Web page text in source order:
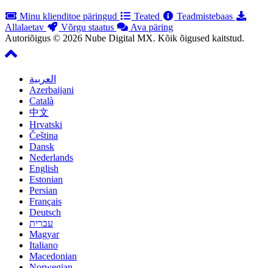
Minu klienditoe päringud Teated
Teadmistebaas
Allalaetav
Võrgu staatus
Ava päring
Autoriõigus © 2026 Nube Digital MX. Kõik õigused kaitstud.
العربية
Azerbaijani
Català
中文
Hrvatski
Čeština
Dansk
Nederlands
English
Estonian
Persian
Français
Deutsch
עברית
Magyar
Italiano
Macedonian